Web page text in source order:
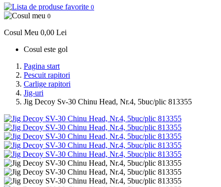
0
0
Cosul Meu 0,00 Lei
Cosul este gol
Pagina start
Pescuit rapitori
Carlige rapitori
Jig-uri
Jig Decoy Sv-30 Chinu Head, Nr.4, 5buc/plic 813355